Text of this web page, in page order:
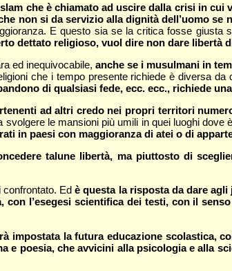
che è chiamato ad uscire dalla crisi in cui
non si da servizio alla dignità dell’uomo
E questo sia se la critica fosse giusta
dettato religioso, vuol dire non dare libertà
ed inequivocabile, anche se i musulmani in
che i tempo presente richiede è diversa da
di qualsiasi fede, ecc. ecc., richiede
ad altri credo nei propri territori
le mansioni più umili in quei luoghi dove
in paesi con maggioranza di atei o di
talune libertà, ma piuttosto di
confrontato. Edè questa la risposta da dare
con l’esegesi scientifica dei testi, con il
impostata la futura educazione scolastica,
e poesia, che avvicini alla psicologia e alla